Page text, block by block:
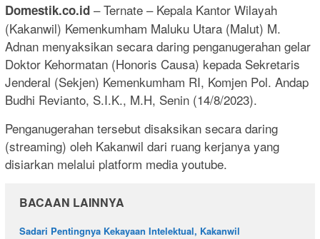
Domestik.co.id – Ternate – Kepala Kantor Wilayah
(Kakanwil) Kemenkumham Maluku Utara (Malut) M.
Adnan menyaksikan secara daring penganugerahan gelar
Doktor Kehormatan (Honoris Causa) kepada Sekretaris
Jenderal (Sekjen) Kemenkumham RI, Komjen Pol. Andap
Budhi Revianto, S.I.K., M.H, Senin (14/8/2023).
Penganugerahan tersebut disaksikan secara daring
(streaming) oleh Kakanwil dari ruang kerjanya yang
disiarkan melalui platform media youtube.
BACAAN LAINNYA
Sadari Pentingnya Kekayaan Intelektual, Kakanwil